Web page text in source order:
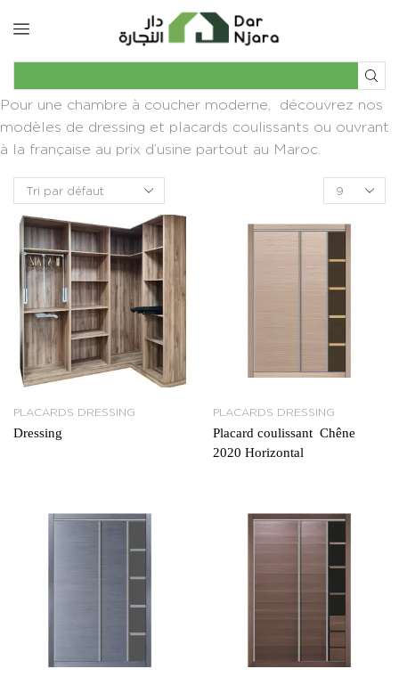
Pour une chambre à coucher moderne, découvrez nos
modèles de dressing et placards coulissants ou ouvrant
à la française au prix d’usine partout au Maroc.
PLACARDS DRESSING
Dressing
PLACARDS DRESSING
Placard coulissant Chêne
2020 Horizontal